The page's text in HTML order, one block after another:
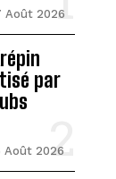
Août 2026
par
Août 2026